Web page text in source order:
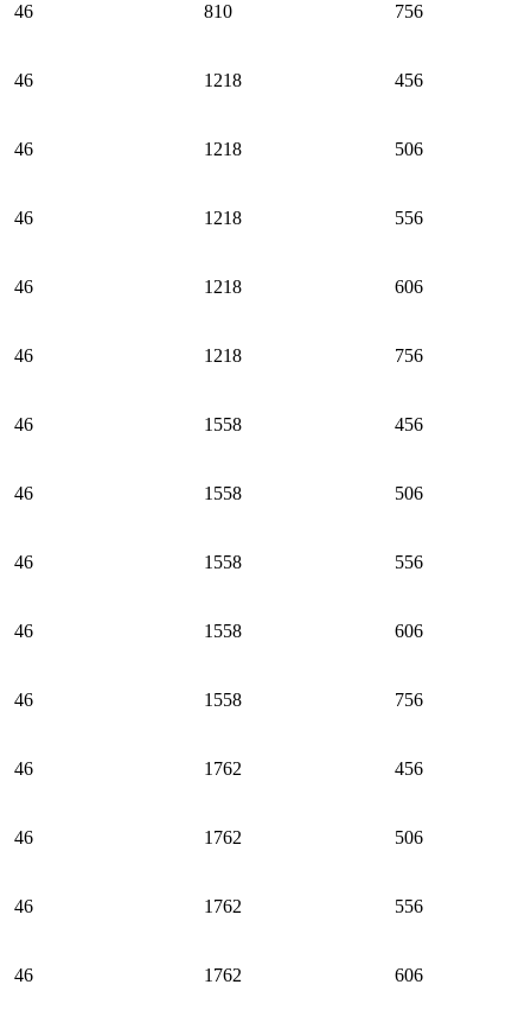
46 810 756
46 1218 456
46 1218 506
46 1218 556
46 1218 606
46 1218 756
46 1558 456
46 1558 506
46 1558 556
46 1558 606
46 1558 756
46 1762 456
46 1762 506
46 1762 556
46 1762 606